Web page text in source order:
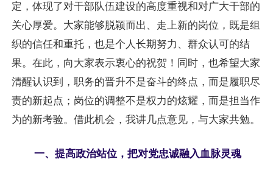
定，体现了对干部队伍建设的高度重视和对广大干部的
关心厚爱。大家能够脱颖而出、走上新的岗位，既是组
织的信任和重托，也是个人长期努力、群众认可的结
果。在此，向大家表示衷心的祝贺！同时，也希望大家
清醒认识到，职务的晋升不是奋斗的终点，而是履职尽
责的新起点；岗位的调整不是权力的炫耀，而是担当作
为的新考验。借此机会，我讲几点意见，与大家共勉。
一、提高政治站位，把对党忠诚融入血脉灵魂